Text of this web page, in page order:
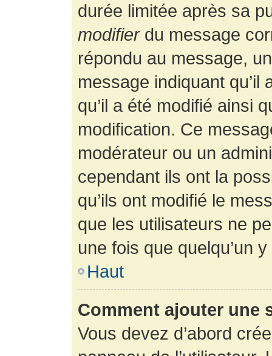
durée limitée après sa
modifierdu message
répondu au message,
message indiquant
qu’il a été modifié ainsi
modification. Ce
modérateur ou un
cependant ils ont la
qu’ils ont modifié le
que les utilisateurs ne
une fois que quelqu’un
Haut
Comment ajouter une
Vous devez d’abord